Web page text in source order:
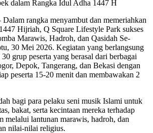
dalam Rangka Idul Adha 1447 H
rangka menyambut dan memeriahkan
Hijriah, Q Square Lifestyle Park sukses
Marawis, Hadroh, dan Qasidah Se-
30 Mei 2026. Kegiatan yang berlangsung
grup peserta yang berasal dari berbagai
Depok, Tangerang, dan Bekasi dengan
peserta 15-20 menit dan membawakan 2
bagi para pelaku seni musik Islami untuk
bakat, serta kecintaan mereka terhadap
melalui lantunan marawis, hadroh, dan
nilai-nilai religius.